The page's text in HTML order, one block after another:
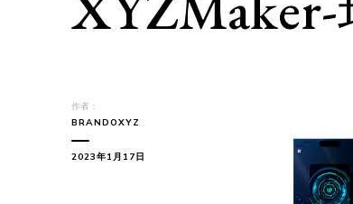
作者：
BRANDOXYZ
2023年1月17日